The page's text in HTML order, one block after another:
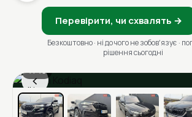
Перевірити, чи схвалять →
Безкоштовно · ні до чого не зобовʼязує ·
рішення сьогодні
‹
1 / 13
Ціна в місяць